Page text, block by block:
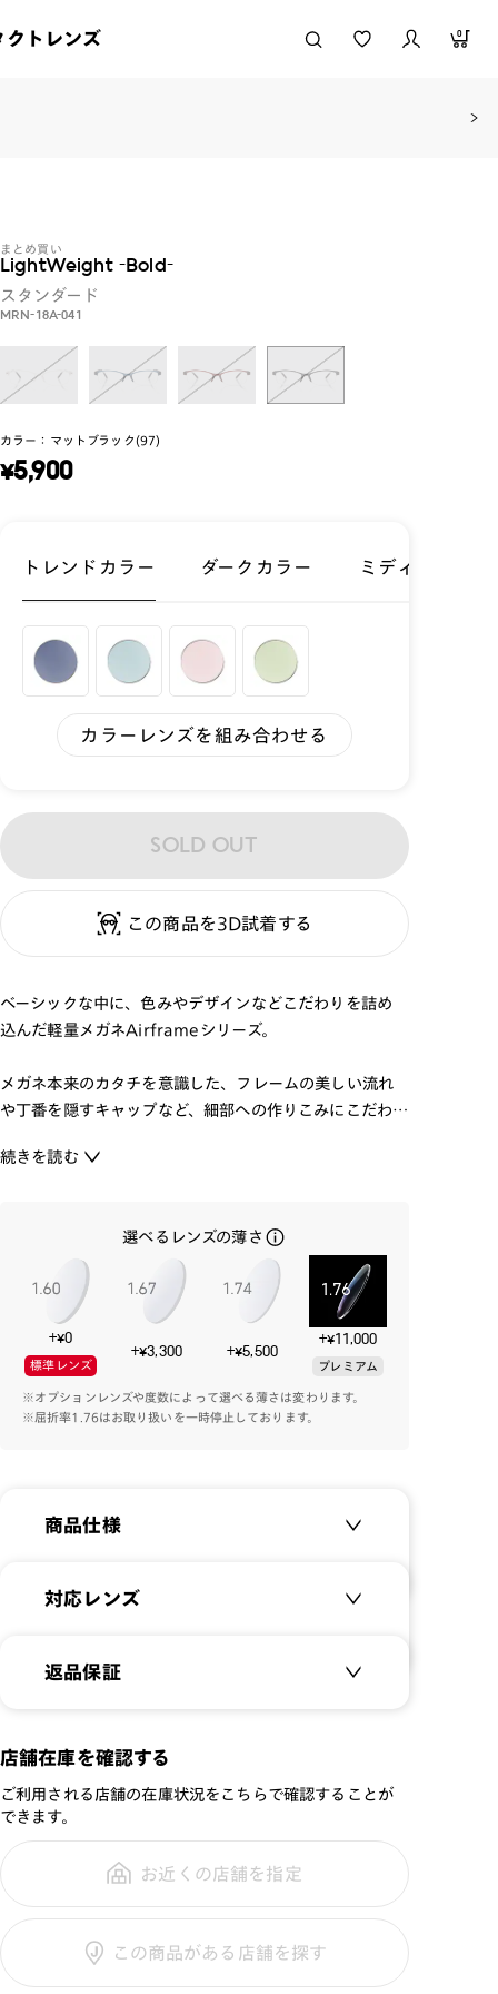
クトレンズ 0
カラー： マットブラック(97)
¥5,900
まとめ買い
LightWeight -Bold-
スタンダード
MRN-18A-041
トレンドカラー ダークカラー ミディアムカラ
カラーレンズを組み合わせる
SOLD OUT
この商品を3D試着する
ベーシックな中に、色みやデザインなどこだわりを詰め
込んだ軽量メガネAirframeシリーズ。
メガネ本来のカタチを意識した、フレームの美しい流れ
や丁番を隠すキャップなど、細部への作りこみにこだわ
渋みのあるボルドーからクリアまで、幅広い年代の方にマ
柔らかいかけ心地の使いやすいメガネに仕上がっていま
※ラバーモダン部分は、ご自身でも調整が可能です。折り
曲げを何度も繰り返すと破損の原因になりますのでご注
意ください。
続きを読む
選べるレンズの薄さ
+¥0
標準レンズ
+¥3,300 +¥5,500
+¥11,000
プレミアム
※オプションレンズや度数によって選べる薄さは変わります。
※屈折率1.76はお取り扱いを一時停止しております。
商品仕様
商品名：
サイズ：
シリーズ：
性別： MEN
フレーム素材：
フロント：樹脂
対応レンズ
クリアレンズ（常用・老眼鏡用）
可視光調光レンズ
可視光調光SCREEN
調光レンズ
調光UVダブルカット
カラーレンズ：ダークカラー
カラーレンズ：ミディアムカラー
返品保証
メガネの度数が合わなくなっても、
証可能
全国の店舗で無料フィッティング修
ご利用ガイド
店舗在庫を確認する
ご利用される店舗の在庫状況をこちらで確認することが
できます。
お近くの店舗を指定
この商品がある店舗を探す